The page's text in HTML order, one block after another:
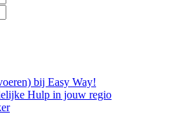
bij Easy Way!
Hulp in jouw regio